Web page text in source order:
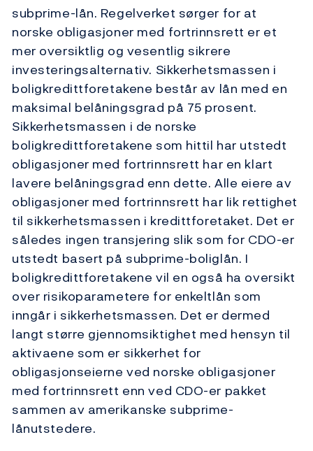
subprime-lån. Regelverket sørger for at
norske obligasjoner med fortrinnsrett er et
mer oversiktlig og vesentlig sikrere
investeringsalternativ. Sikkerhetsmassen i
boligkredittforetakene består av lån med en
maksimal belåningsgrad på 75 prosent.
Sikkerhetsmassen i de norske
boligkredittforetakene som hittil har utstedt
obligasjoner med fortrinnsrett har en klart
lavere belåningsgrad enn dette. Alle eiere av
obligasjoner med fortrinnsrett har lik rettighet
til sikkerhetsmassen i kredittforetaket. Det er
således ingen transjering slik som for CDO-er
utstedt basert på subprime-boliglån. I
boligkredittforetakene vil en også ha oversikt
over risikoparametere for enkeltlån som
inngår i sikkerhetsmassen. Det er dermed
langt større gjennomsiktighet med hensyn til
aktivaene som er sikkerhet for
obligasjonseierne ved norske obligasjoner
med fortrinnsrett enn ved CDO-er pakket
sammen av amerikanske subprime-
lånutstedere.